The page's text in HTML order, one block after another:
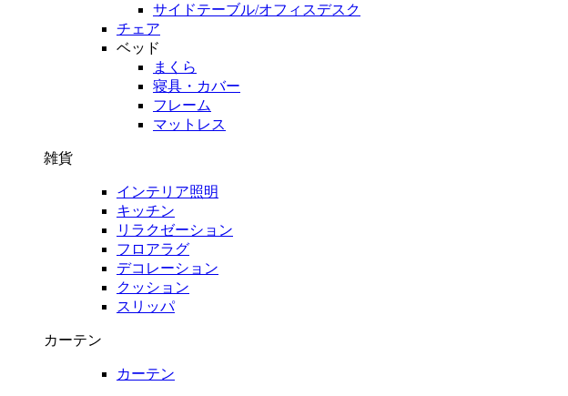
サイドテーブル/オフィスデスク
チェア
ベッド
まくら
寝具・カバー
フレーム
マットレス
雑貨
インテリア照明
キッチン
リラクゼーション
フロアラグ
デコレーション
クッション
スリッパ
カーテン
カーテン